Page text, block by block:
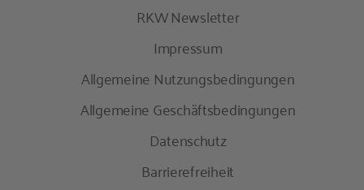
RKW Newsletter
Impressum
Allgemeine Nutzungsbedingungen
Allgemeine Geschäftsbedingungen
Datenschutz
Barrierefreiheit